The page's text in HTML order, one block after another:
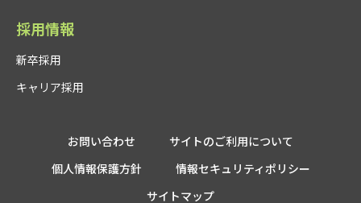
採用情報
新卒採用
キャリア採用
お問い合わせ
サイトのご利用について
個人情報保護方針
情報セキュリティポリシー
サイトマップ